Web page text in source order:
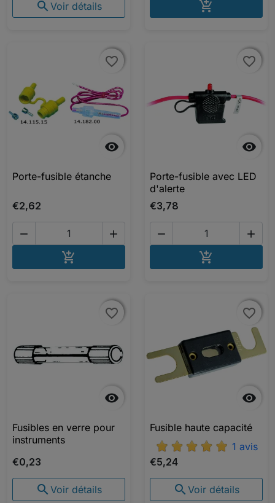
 Voir détails 

favorite_border
favorite_border
Porte-fusible étanche
€2,62
 


favorite_border
favorite_border
Porte-fusible avec LED
d'alerte
€3,78
 


favorite_border
favorite_border
Fusibles en verre pour
instruments
€0,23
 Voir détails

favorite_border
favorite_border
Fusible haute capacité
1 avis
€5,24
 Voir détails